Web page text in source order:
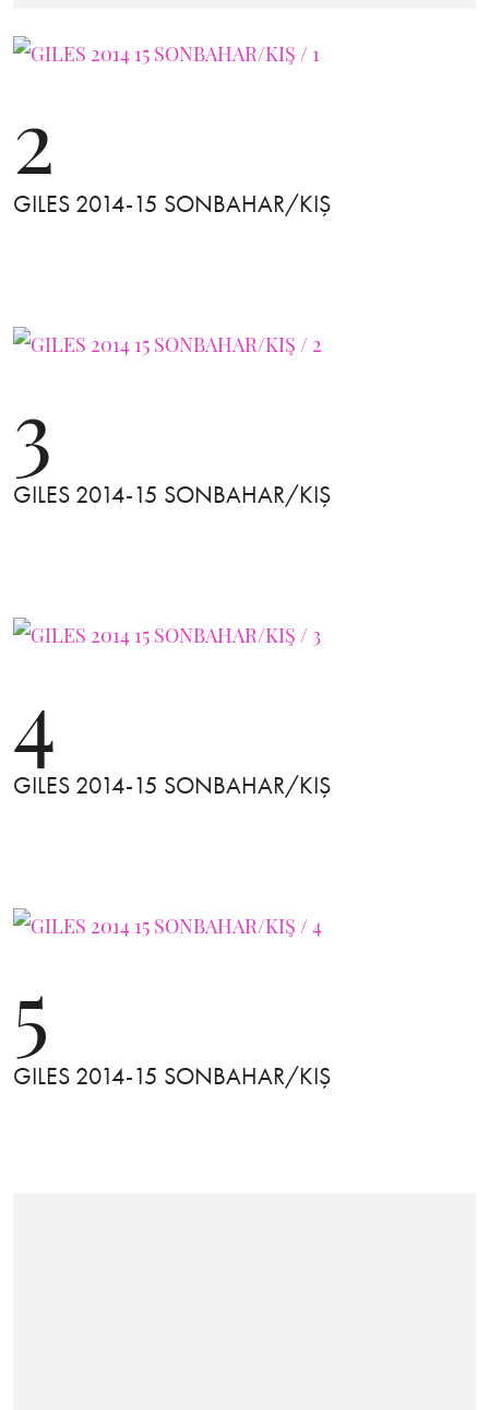
2
GILES 2014-15 SONBAHAR/KIŞ
3
GILES 2014-15 SONBAHAR/KIŞ
4
GILES 2014-15 SONBAHAR/KIŞ
5
GILES 2014-15 SONBAHAR/KIŞ